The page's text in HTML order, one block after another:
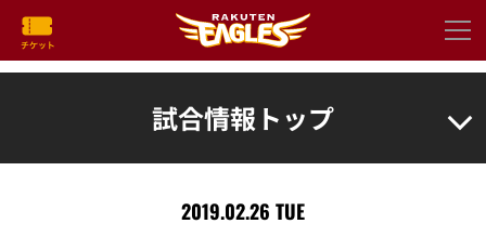
試合情報トップ
2019.02.26 TUE